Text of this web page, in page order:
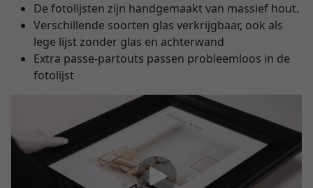
De fotolijsten zijn handgemaakt van massief hout.
Verschillende soorten glas verkrijgbaar, ook als
lege lijst zonder glas en achterwand
Extra passe-partouts passen probleemloos in de
fotolijst